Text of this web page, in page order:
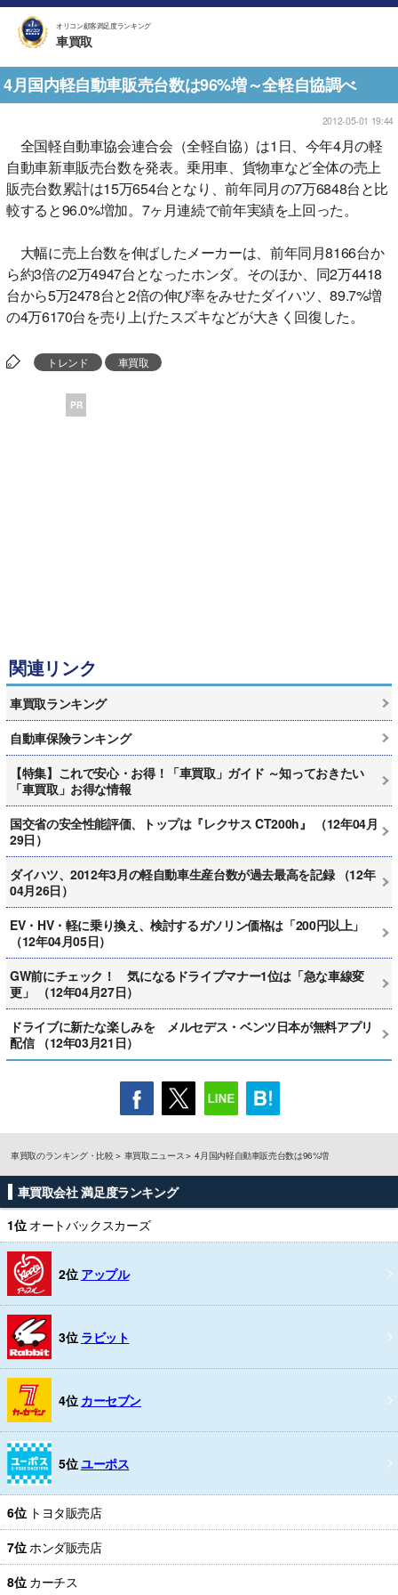
オリコン顧客満足度ランキング
車買取
4月国内軽自動車販売台数は96%増～全軽自協調べ
2012-05-01 19:44
全国軽自動車協会連合会（全軽自協）は1日、今年4月の軽
自動車新車販売台数を発表。乗用車、貨物車など全体の売上
販売台数累計は15万654台となり、前年同月の7万6848台と比
較すると96.0%増加。7ヶ月連続で前年実績を上回った。
大幅に売上台数を伸ばしたメーカーは、前年同月8166台か
ら約3倍の2万4947台となったホンダ。そのほか、同2万4418
台から5万2478台と2倍の伸び率をみせたダイハツ、89.7%増
の4万6170台を売り上げたスズキなどが大きく回復した。
トレンド 車買取
PR
関連リンク
車買取ランキング
自動車保険ランキング
【特集】これで安心・お得！「車買取」ガイド ～知っておきたい
「車買取」お得な情報
国交省の安全性能評価、トップは『レクサス CT200h』 （12年04月
29日）
ダイハツ、2012年3月の軽自動車生産台数が過去最高を記録 （12年
04月26日）
EV・HV・軽に乗り換え、検討するガソリン価格は「200円以上」
（12年04月05日）
GW前にチェック！ 気になるドライブマナー1位は「急な車線変
更」 （12年04月27日）
ドライブに新たな楽しみを メルセデス・ベンツ日本が無料アプリ
配信 （12年03月21日）
車買取のランキング・比較 車買取ニュース 4月国内軽自動車販売台数は96%増
車買取会社 満足度ランキング
1位 オートバックスカーズ
2位 アップル
3位 ラビット
4位 カーセブン
5位ユーポス
6位 トヨタ販売店
7位 ホンダ販売店
8位 カーチス